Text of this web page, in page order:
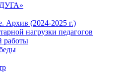
Архив (2024-2025 г.)
нагрузки педагогов
работы